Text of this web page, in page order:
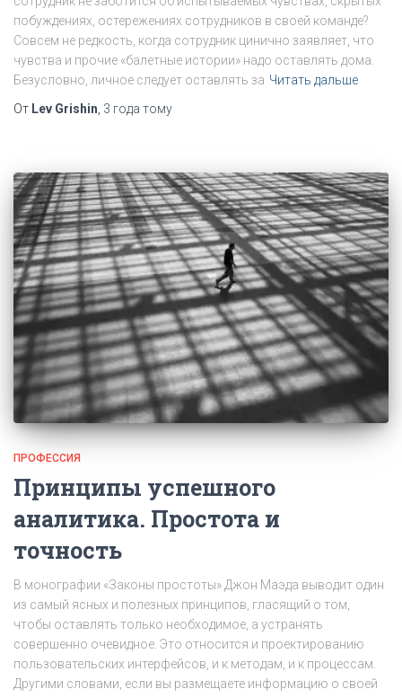
побуждениях, остережениях сотрудников в своей команде?
Совсем не редкость, когда сотрудник цинично заявляет, что
чувства и прочие «балетные истории» надо оставлять дома.
Безусловно, личное следует оставлять за Читать дальше
От Lev Grishin, 3 года тому
ПРОФЕССИЯ
Принципы успешного
аналитика. Простота и
точность
В монографии «Законы простоты» Джон Маэда выводит один
из самый ясных и полезных принципов, гласящий о том,
чтобы оставлять только необходимое, а устранять
совершенно очевидное. Это относится и проектированию
пользовательских интерфейсов, и к методам, и к процессам.
Другими словами, если вы размещаете информацию о своей